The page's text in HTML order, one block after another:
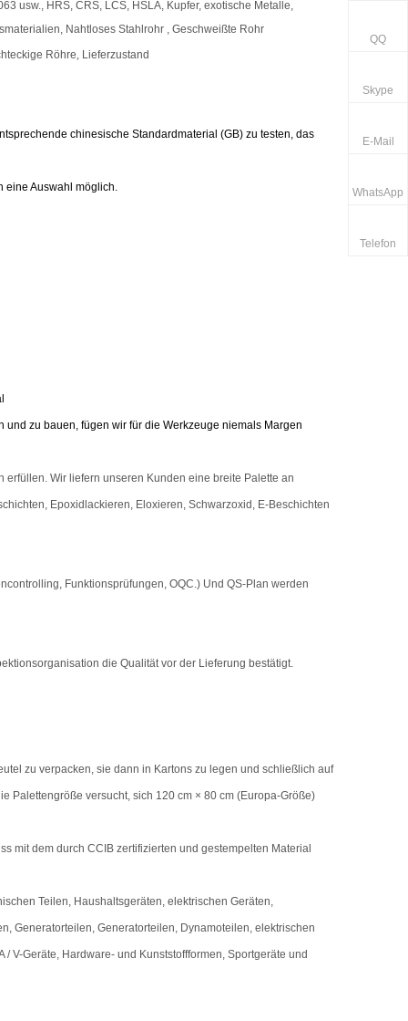
usw., HRS, CRS, LCS, HSLA, Kupfer, exotische Metalle,
Nahtloses Stahlrohr , Geschweißte Rohr
Röhre, Lieferzustand
chinesische Standardmaterial (GB) zu testen, das
eine Auswahl möglich.
zu bauen, fügen wir für die Werkzeuge niemals Margen
Wir liefern unseren Kunden eine breite Palette an
Epoxidlackieren, Eloxieren, Schwarzoxid, E-Beschichten
Funktionsprüfungen, OQC.) Und QS-Plan werden
die Qualität vor der Lieferung bestätigt.
zu verpacken, sie dann in Kartons zu legen und schließlich auf
Palettengröße versucht, sich 120 cm × 80 cm (Europa-Größe)
mit dem durch CCIB zertifizierten und gestempelten Material
Teilen, Haushaltsgeräten, elektrischen Geräten,
Generatorteilen, Generatorteilen, Dynamoteilen, elektrischen
V-Geräte, Hardware- und Kunststoffformen, Sportgeräte und
QQ
Skype
E-Mail
WhatsApp
Telefon